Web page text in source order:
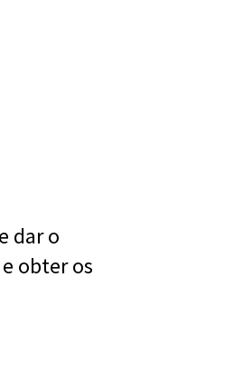
dar o
obter os